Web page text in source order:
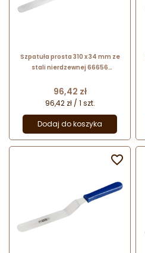
Szpatuła prosta 310 x 34 mm ze
stali nierdzewnej 66656
Cena
96,42 zł
96,42 zł / 1 szt.
Dodaj do koszyka
